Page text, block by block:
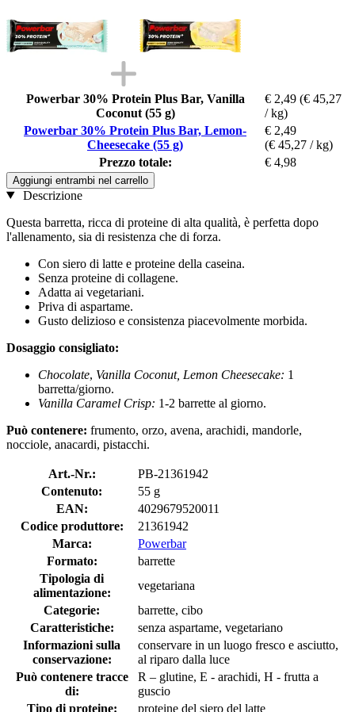
Powerbar 30% Protein Plus Bar, Vanilla
Coconut (55 g)
€ 2,49 (€ 45,27
/ kg)
Powerbar 30% Protein Plus Bar, Lemon-
Cheesecake (55 g)
€ 2,49
(€ 45,27 / kg)
Prezzo totale:
€ 4,98
Aggiungi entrambi nel carrello
Descrizione
Questa barretta, ricca di proteine ​​di alta qualità, è perfetta dopo
l'allenamento, sia di resistenza che di forza.
Con siero di latte e proteine ​​della caseina.
Senza proteine ​​di collagene.
Adatta ai vegetariani.
Priva di aspartame.
Gusto delizioso e consistenza piacevolmente morbida.
Dosaggio consigliato:
Chocolate, Vanilla Coconut, Lemon Cheesecake: 1
barretta/giorno.
Vanilla Caramel Crisp: 1-2 barrette al giorno.
Può contenere: frumento, orzo, avena, arachidi, mandorle,
nocciole, anacardi, pistacchi.
Art.-Nr.:
PB-21361942
Contenuto:
55 g
EAN:
4029679520011
Codice produttore:
21361942
Marca:
Powerbar
Formato:
barrette
Tipologia di
alimentazione:
vegetariana
Categorie:
barrette, cibo
Caratteristiche:
senza aspartame, vegetariano
Informazioni sulla
conservazione:
conservare in un luogo fresco e asciutto,
al riparo dalla luce
Può contenere tracce
di:
R – glutine, E - arachidi, H - frutta a
guscio
Tipo di proteine:
proteine ​​del siero del latte